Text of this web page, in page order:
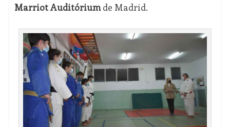
Marriot Auditóriumde Madrid.